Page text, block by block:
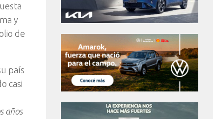
y
de
país
casi
años